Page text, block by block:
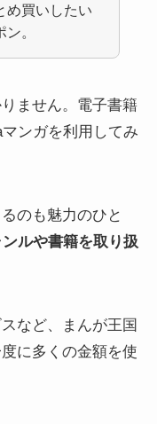
め買いしたい
。
ません。電子書籍
ンガを利用してみ
のも魅力のひと
ルや書籍を取り扱
など、まんが王国
に多くの金額を使